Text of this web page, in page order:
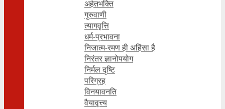
अर्हतभक्ति
गुरुवाणी
त्यागवृत्ति
धर्म-प्रभावना
निजात्म-रमण ही अहिंसा है
निरंतर ज्ञानोपयोग
निर्मल दृष्टि
परिग्रह
विनयावनति
वैयावृत्त्य